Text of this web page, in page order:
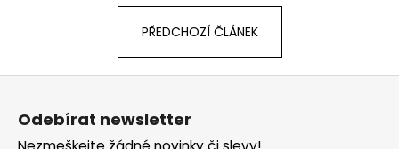
PŘEDCHOZÍ ČLÁNEK
Odebírat newsletter